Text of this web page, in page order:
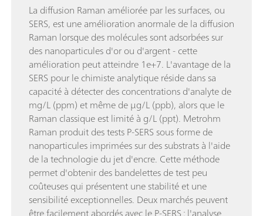
La diffusion Raman améliorée par les surfaces, ou
SERS, est une amélioration anormale de la diffusion
Raman lorsque des molécules sont adsorbées sur
des nanoparticules d'or ou d'argent - cette
amélioration peut atteindre 1e+7. L'avantage de la
SERS pour le chimiste analytique réside dans sa
capacité à détecter des concentrations d'analyte de
mg/L (ppm) et même de µg/L (ppb), alors que le
Raman classique est limité à g/L (ppt). Metrohm
Raman produit des tests P-SERS sous forme de
nanoparticules imprimées sur des substrats à l'aide
de la technologie du jet d'encre. Cette méthode
permet d'obtenir des bandelettes de test peu
coûteuses qui présentent une stabilité et une
sensibilité exceptionnelles. Deux marchés peuvent